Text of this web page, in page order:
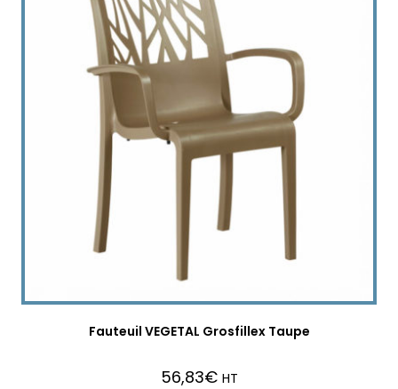
Fauteuil VEGETAL Grosfillex Taupe
56,83€ HT